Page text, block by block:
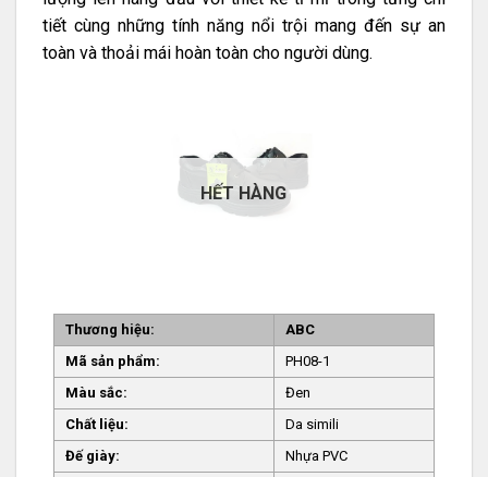
tiết cùng những tính năng nổi trội mang đến sự an
toàn và thoải mái hoàn toàn cho người dùng.
HẾT HÀNG
Thương hiệu:
ABC
Mã sản phẩm:
PH08-1
Màu sắc:
Đen
Chất liệu:
Da simili
Đế giày:
Nhựa PVC